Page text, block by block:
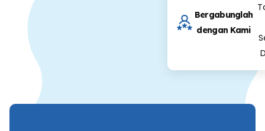
Bergabunglah
dengan Kami